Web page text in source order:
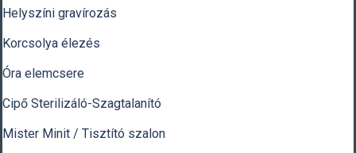
Helyszíni gravírozás
Korcsolya élezés
Óra elemcsere
Cipő Sterilizáló-Szagtalanító
Mister Minit / Tisztító szalon